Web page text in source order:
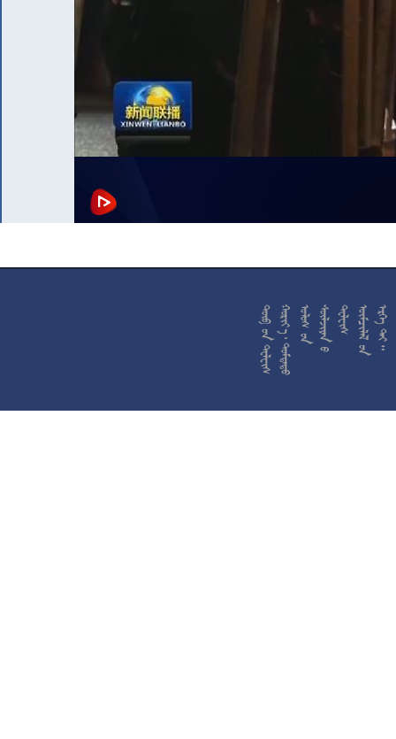










































































































